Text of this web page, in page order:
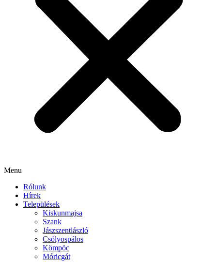
Menu
Rólunk
Hírek
Települések
Kiskunmajsa
Szank
Jászszentlászló
Csólyospálos
Kömpöc
Móricgát